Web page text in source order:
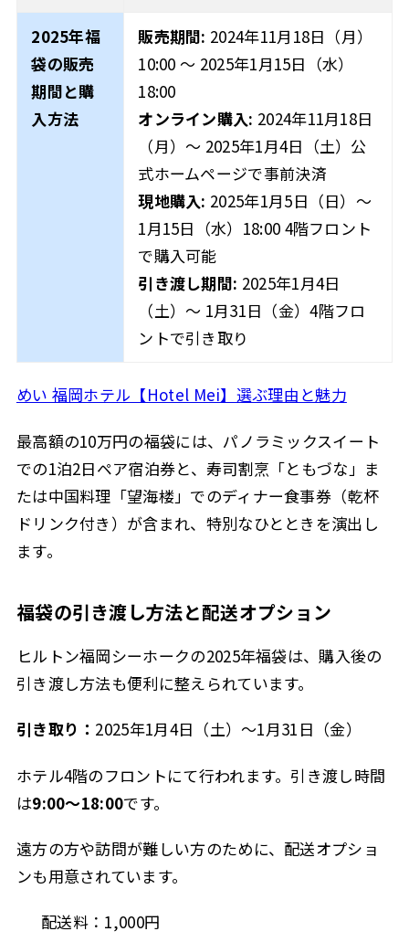
2025年福
袋の販売
期間と購
入方法
販売期間: 2024年11月18日（月）
10:00 ～ 2025年1月15日（水）
18:00
オンライン購入: 2024年11月18日
（月）～ 2025年1月4日（土）公
式ホームページで事前決済
現地購入: 2025年1月5日（日）～
1月15日（水）18:00 4階フロント
で購入可能
引き渡し期間: 2025年1月4日
（土）～ 1月31日（金）4階フロ
ントで引き取り
めい 福岡ホテル【Hotel Mei】選ぶ理由と魅力
最高額の10万円の福袋には、パノラミックスイート
での1泊2日ペア宿泊券と、寿司割烹「ともづな」ま
たは中国料理「望海楼」でのディナー食事券（乾杯
ドリンク付き）が含まれ、特別なひとときを演出し
ます。
福袋の引き渡し方法と配送オプション
ヒルトン福岡シーホークの2025年福袋は、購入後の
引き渡し方法も便利に整えられています。
引き取り： 2025年1月4日（土）〜1月31日（金）
ホテル4階のフロントにて行われます。引き渡し時間
は9:00〜18:00です。
遠方の方や訪問が難しい方のために、配送オプショ
ンも用意されています。
配送料：1,000円